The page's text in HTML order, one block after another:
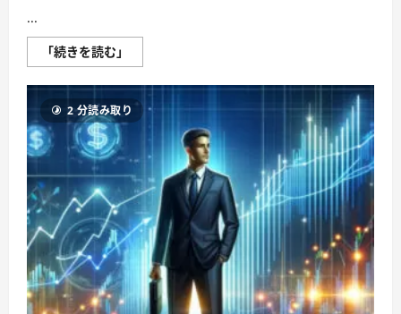
に
力
に！
に
つ
い
ら
に
読
む
...
「続きを読む」
ォ
ハ
ン
ト
魔
線
に
つ
い
て
さ
ら
に
2 分読み取り